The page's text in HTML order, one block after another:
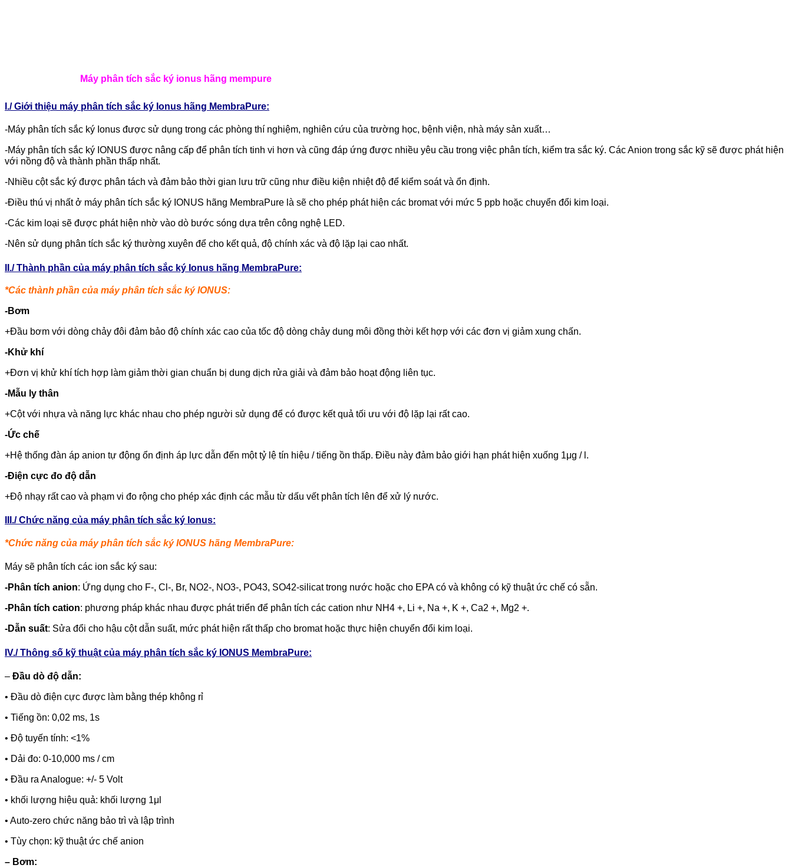
Máy phân tích sắc ký ionus hãng mempure
I./ Giới thiệu máy phân tích sắc ký Ionus hãng MembraPure:
-Máy phân tích sắc ký Ionus được sử dụng trong các phòng thí nghiệm, nghiên cứu của trường học, bệnh viện, nhà máy sản xuất…
-Máy phân tích sắc ký IONUS được nâng cấp để phân tích tinh vi hơn và cũng đáp ứng được nhiều yêu cầu trong việc phân tích, kiểm tra sắc ký. Các Anion trong sắc kỹ sẽ được phát hiện
với nồng độ và thành phần thấp nhất.
-Nhiều cột sắc ký được phân tách và đảm bảo thời gian lưu trữ cũng như điều kiện nhiệt độ để kiểm soát và ổn định.
-Điều thú vị nhất ở máy phân tích sắc ký IONUS hãng MembraPure là sẽ cho phép phát hiện các bromat với mức 5 ppb hoặc chuyển đổi kim loại.
-Các kim loại sẽ được phát hiện nhờ vào dò bước sóng dựa trên công nghệ LED.
-Nên sử dụng phân tích sắc ký thường xuyên để cho kết quả, độ chính xác và độ lặp lại cao nhất.
II./ Thành phần của máy phân tích sắc ký Ionus hãng MembraPure:
*Các thành phần của máy phân tích sắc ký IONUS:
-Bơm
+Đầu bơm với dòng chảy đôi đảm bảo độ chính xác cao của tốc độ dòng chảy dung môi đồng thời kết hợp với các đơn vị giảm xung chấn.
-Khử khí
+Đơn vị khử khí tích hợp làm giảm thời gian chuẩn bị dung dịch rửa giải và đảm bảo hoạt động liên tục.
-Mẫu ly thân
+Cột với nhựa và năng lực khác nhau cho phép người sử dụng để có được kết quả tối ưu với độ lặp lại rất cao.
-Ức chế
+Hệ thống đàn áp anion tự động ổn định áp lực dẫn đến một tỷ lệ tín hiệu / tiếng ồn thấp. Điều này đảm bảo giới hạn phát hiện xuống 1μg / l.
-Điện cực đo độ dẫn
+Độ nhạy rất cao và phạm vi đo rộng cho phép xác định các mẫu từ dấu vết phân tích lên để xử lý nước.
III./ Chức năng của máy phân tích sắc ký Ionus:
*Chức năng của máy phân tích sắc ký IONUS hãng MembraPure:
Máy sẽ phân tích các ion sắc ký sau:
-Phân tích anion: Ứng dụng cho F-, Cl-, Br, NO2-, NO3-, PO43, SO42-silicat trong nước hoặc cho EPA có và không có kỹ thuật ức chế có sẵn.
-Phân tích cation: phương pháp khác nhau được phát triển để phân tích các cation như NH4 +, Li +, Na +, K +, Ca2 +, Mg2 +.
-Dẫn suất: Sửa đổi cho hậu cột dẫn suất, mức phát hiện rất thấp cho bromat hoặc thực hiện chuyển đổi kim loại.
IV./ Thông số kỹ thuật của máy phân tích sắc ký IONUS MembraPure:
– Đầu dò độ dẫn:
• Đầu dò điện cực được làm bằng thép không rỉ
• Tiếng ồn: 0,02 ms, 1s
• Độ tuyến tính: <1%
• Dải đo: 0-10,000 ms / cm
• Đầu ra Analogue: +/- 5 Volt
• khối lượng hiệu quả: khối lượng 1μl
• Auto-zero chức năng bảo trì và lập trình
• Tùy chọn: kỹ thuật ức chế anion
– Bơm: